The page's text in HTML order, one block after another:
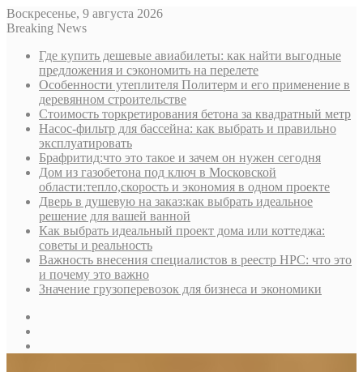
Воскресенье, 9 августа 2026
Breaking News
Где купить дешевые авиабилеты: как найти выгодные
предложения и сэкономить на перелете
Особенности утеплителя Политерм и его применение в
деревянном строительстве
Стоимость торкретирования бетона за квадратный метр
Насос-фильтр для бассейна: как выбрать и правильно
эксплуатировать
Брафритид:что это такое и зачем он нужен сегодня
Дом из газобетона под ключ в Московской
области:тепло,скорость и экономия в одном проекте
Дверь в душевую на заказ:как выбрать идеальное
решение для вашей ванной
Как выбрать идеальный проект дома или коттеджа:
советы и реальность
Важность внесения специалистов в реестр НРС: что это
и почему это важно
Значение грузоперевозок для бизнеса и экономики